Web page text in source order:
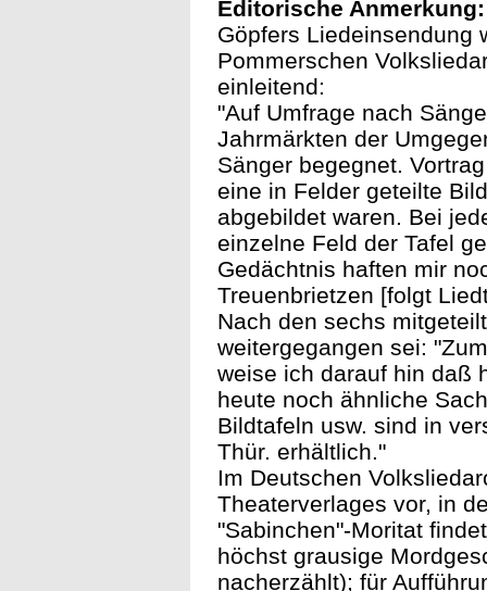
Editorische Anmerkung:
Göpfers Liedeinsendung
Pommerschen
einleitend:
"Auf Umfrage nach
Jahrmärkten der
Sänger begegnet.
eine in Felder geteilte
abgebildet waren. Bei
einzelne Feld der Tafel
Gedächtnis haften mir
Treuenbrietzen [folgt
Nach den sechs
weitergegangen sei:
weise ich darauf hin daß
heute noch ähnliche
Bildtafeln usw. sind in
Thür. erhältlich."
Im Deutschen
Theaterverlages vor, in
"Sabinchen"-Moritat
höchst grausige
nacherzählt); für